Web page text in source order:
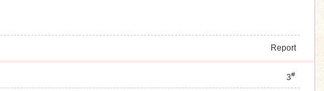
Report
3#